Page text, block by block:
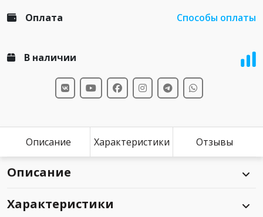
Оплата Способы оплаты
В наличии
Описание Характеристики Отзывы
Описание
Характеристики